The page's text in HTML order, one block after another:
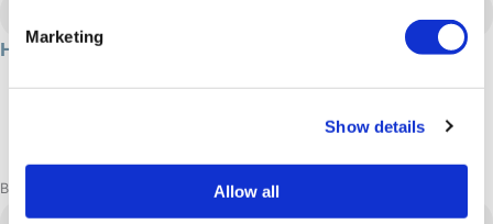
Marketing
Show details
Allow all
Hundeslædekørsel i Sisimiut
Book nu
Sisimiut